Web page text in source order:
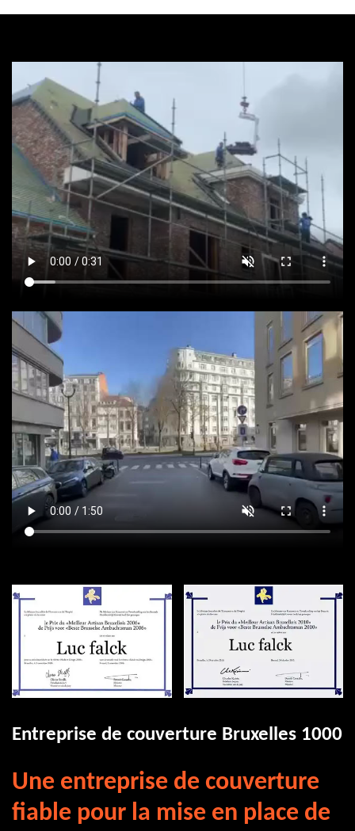
Entreprise de couverture Bruxelles 1000
Une entreprise de couverture
fiable pour la mise en place de